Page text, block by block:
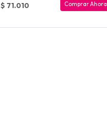
$ 71.010 Comprar Ahora